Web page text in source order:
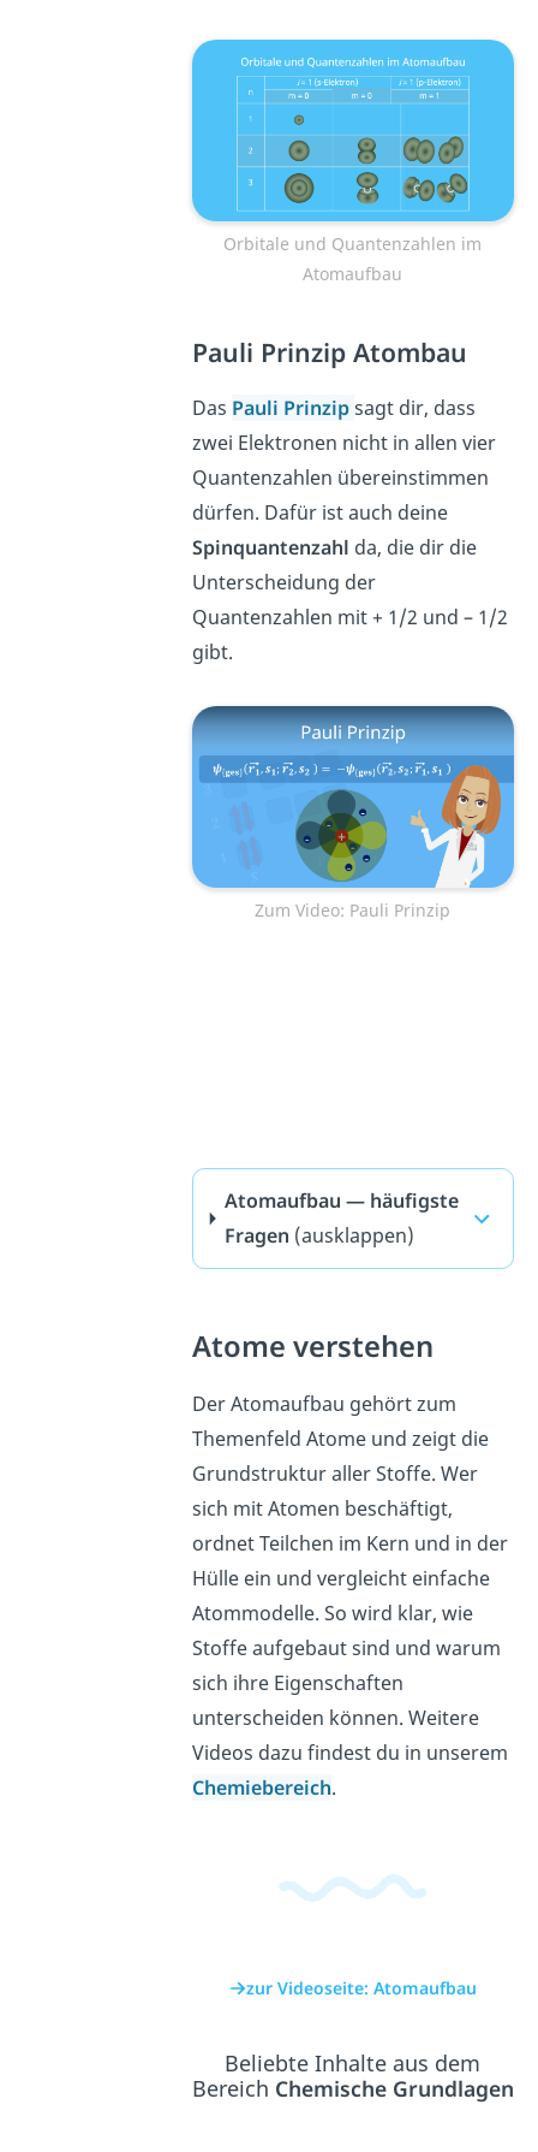
Orbitale und Quantenzahlen im
Atomaufbau
Pauli Prinzip Atombau
Das Pauli Prinzipsagt dir, dass
zwei Elektronen nicht in allen vier
Quantenzahlen übereinstimmen
dürfen. Dafür ist auch deine
Spinquantenzahl da, die dir die
Unterscheidung der
Quantenzahlen mit + 1/2 und – 1/2
gibt.
Zum Video: Pauli Prinzip
Atomaufbau — häufigste
Fragen (ausklappen)
Atome verstehen
Der Atomaufbau gehört zum
Themenfeld Atome und zeigt die
Grundstruktur aller Stoffe. Wer
sich mit Atomen beschäftigt,
ordnet Teilchen im Kern und in der
Hülle ein und vergleicht einfache
Atommodelle. So wird klar, wie
Stoffe aufgebaut sind und warum
sich ihre Eigenschaften
unterscheiden können. Weitere
Videos dazu findest du in unserem
Chemiebereich.
zur Videoseite: Atomaufbau
Beliebte Inhalte aus dem
Bereich Chemische Grundlagen